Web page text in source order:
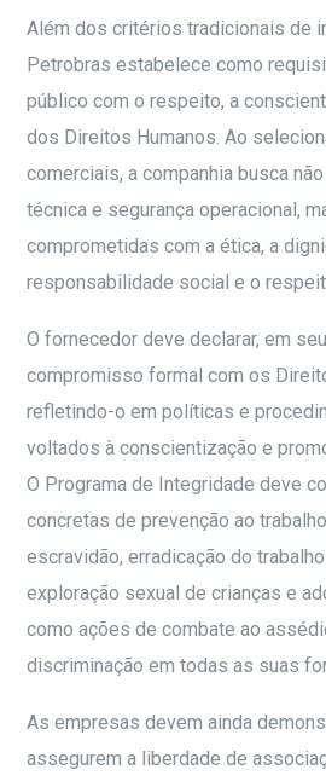
Além dos critérios tradicionais de
Petrobras estabelece como
público com o respeito, a
dos Direitos Humanos. Ao
comerciais, a companhia busca
técnica e segurança operacional,
comprometidas com a ética, a
responsabilidade social e o
O fornecedor deve declarar, em
compromisso formal com os
refletindo-o em políticas e
voltados à conscientização e
O Programa de Integridade deve
concretas de prevenção ao
escravidão, erradicação do
exploração sexual de crianças e
como ações de combate ao
discriminação em todas as suas
As empresas devem ainda
assegurem a liberdade de